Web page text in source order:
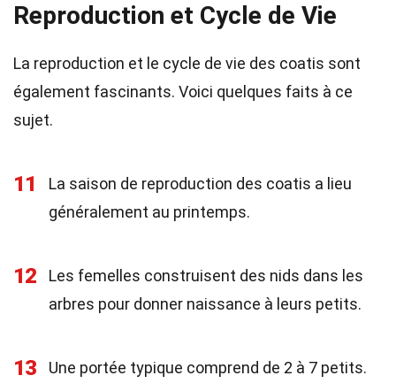
Reproduction et Cycle de Vie
La reproduction et le cycle de vie des coatis sont
également fascinants. Voici quelques faits à ce
sujet.
11
La saison de reproduction des coatis a lieu
généralement au printemps.
12
Les femelles construisent des nids dans les
arbres pour donner naissance à leurs petits.
13 Une portée typique comprend de 2 à 7 petits.